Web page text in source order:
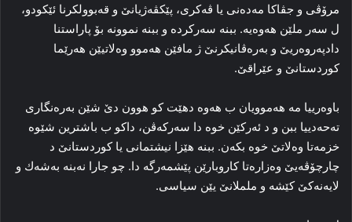
مرۆڤی و جڤاكا مه‌ده‌نى يا ڤه‌كرى، پێكڤه‌ژيانێ و قه‌بوولكرنا ئێكودو،
ل سەر ملێن هەوەیە. ببنە سه‌ركرده‌ و ببنه‌ نموونە بۆ پاراستنا
دادپەروەریێ و بەرەڤانیکرنێ ژ مافێن هەموو وەلاتیێن هەرێما
کوردستانێ و عێراقێ.
باوه‌رييا مه‌ هه‌موویان ب هەوە دهێت کو هوون دێ شێن بەرەنگاری
ته‌حه‌دييا ببن و د ئەرکێن خوە دا سەرکەڤن، داکو ب باشترین شێوە
خزمەتا وه‌لاتێ خوە بکەن. ببنە هێزا نيشتمانی یا کوردستانێ د
چارچۆڤەیێ وەزارەتا کاروبارێن پێشمەرگە دا. چو جارا نەبنە به‌شه‌ك و
لایەنەکێ کێشە و ململانێ یێن سیاسی.